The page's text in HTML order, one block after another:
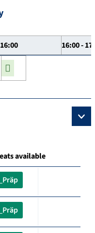
16:00 -
available